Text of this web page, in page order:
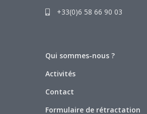
+33(0)6 58 66 90 03
Qui sommes-nous ?
Activités
Contact
Formulaire de rétractation